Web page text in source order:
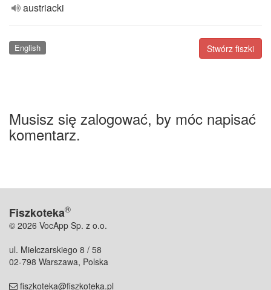
austriacki
Stwórz fiszki
English
Musisz się zalogować, by móc napisać
komentarz.
Fiszkoteka®
© 2026 VocApp Sp. z o.o.
ul. Mielczarskiego 8 / 58
02-798 Warszawa, Polska
fiszkoteka@fiszkoteka.pl